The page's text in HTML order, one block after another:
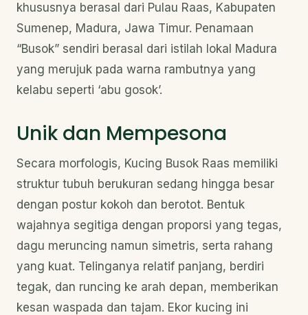
khususnya berasal dari Pulau Raas, Kabupaten
Sumenep, Madura, Jawa Timur. Penamaan
“Busok” sendiri berasal dari istilah lokal Madura
yang merujuk pada warna rambutnya yang
kelabu seperti ‘abu gosok’.
Unik dan Mempesona
Secara morfologis, Kucing Busok Raas memiliki
struktur tubuh berukuran sedang hingga besar
dengan postur kokoh dan berotot. Bentuk
wajahnya segitiga dengan proporsi yang tegas,
dagu meruncing namun simetris, serta rahang
yang kuat. Telinganya relatif panjang, berdiri
tegak, dan runcing ke arah depan, memberikan
kesan waspada dan tajam. Ekor kucing ini